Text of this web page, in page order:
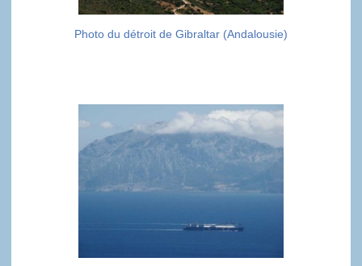
Photo du détroit de Gibraltar (Andalousie)